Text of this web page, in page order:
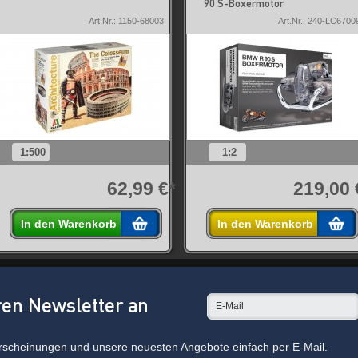
Art.Nr.: 1150-68003
1:500
62,99 €*
In den Warenkorb
90 S-Boxermotor
Art.Nr.: 240-
1:2
219,00
In den Warenkorb
Newsletter an
und unsere neuesten Angebote einfach per E-Mail.